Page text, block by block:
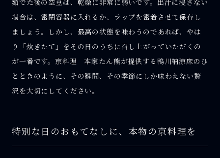
場合は、密閉容器に入れるか、ラップを密着させて保存し
ましょう。しかし、最高の状態を味わうのであれば、やは
り「炊きたて」をその日のうちに召し上がっていただくの
が一番です。京料理 本家たん熊が提供する鴨川納涼床のひ
とときのように、その瞬間、その季節にしか味わえない贅
沢を大切にしてください。
特別な日のおもてなしに、本物の京料理を